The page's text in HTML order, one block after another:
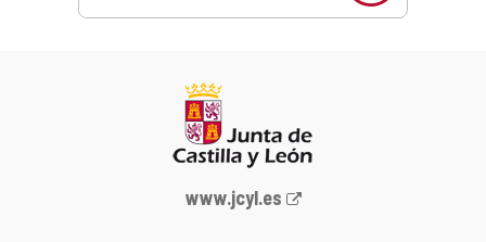
Portal
www.jcyl.es